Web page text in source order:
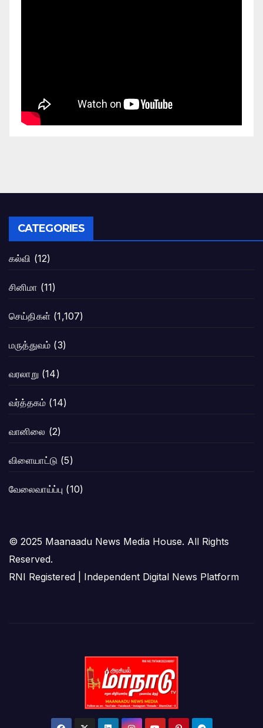
CATEGORIES
கல்வி (12)
சினிமா (11)
செய்திகள் (1,107)
மருத்துவம் (3)
வரலாறு (14)
வர்த்தகம் (14)
வானிலை (2)
விளையாட்டு (5)
வேலைவாய்ப்பு (10)
© 2025 Maanaadu News Media House. All Rights
Reserved.
RNI Registered | Independent Digital News Platform